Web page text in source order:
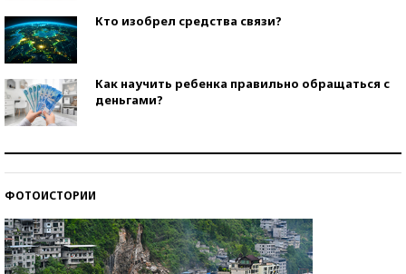
Кто изобрел средства связи?
Как научить ребенка правильно обращаться с
деньгами?
ФОТОИСТОРИИ